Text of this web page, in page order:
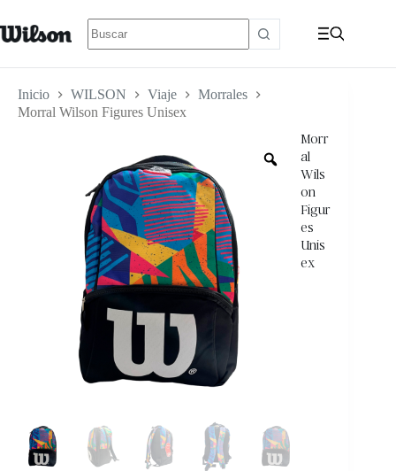
Inicio WILSON Viaje
Morrales
Morral Wilson Figures Unisex
Morr
al
Wils
on
Figur
es
Unis
ex